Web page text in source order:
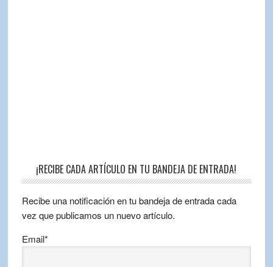
¡RECIBE CADA ARTÍCULO EN TU BANDEJA DE ENTRADA!
Recibe una notificación en tu bandeja de entrada cada
vez que publicamos un nuevo artículo.
Email*